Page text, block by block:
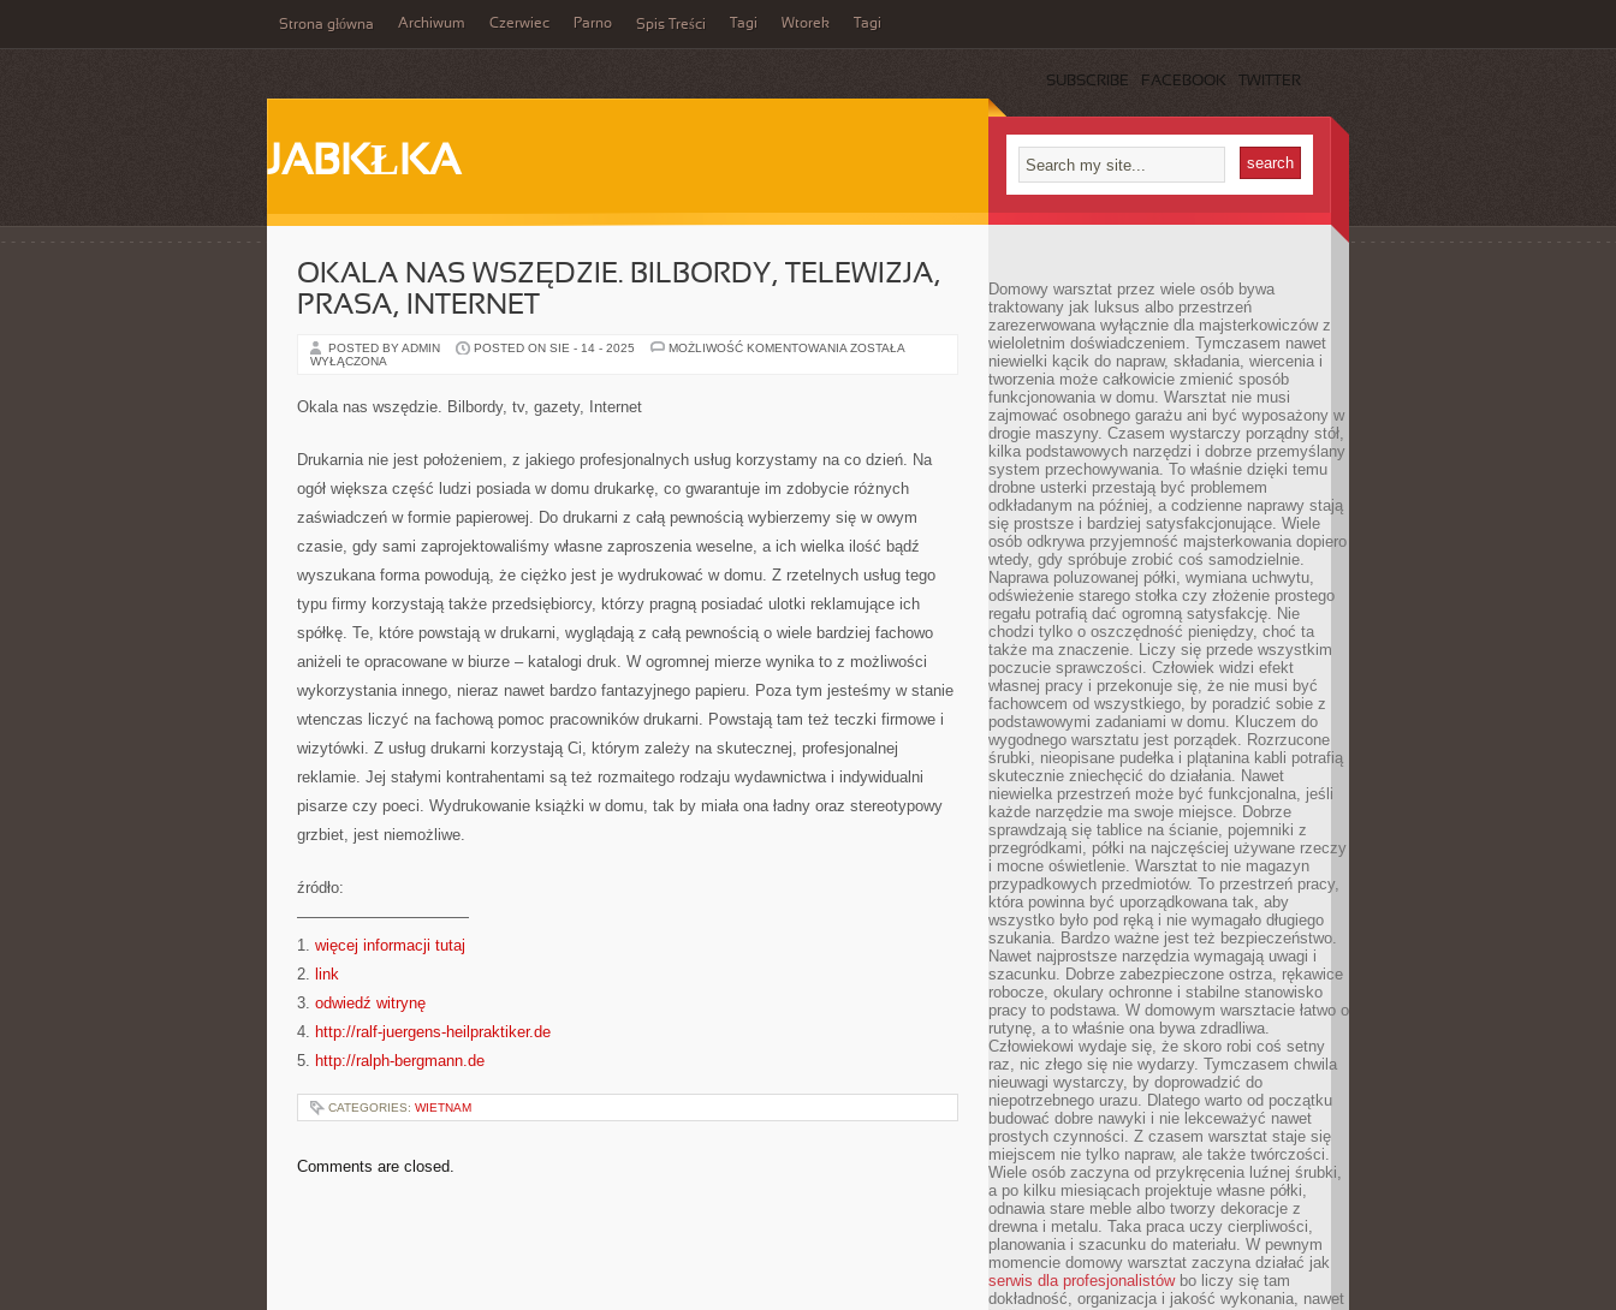
Strona główna Archiwum Czerwiec Parno Spis Treści Tagi Wtorek Tagi
SUBSCRIBE FACEBOOK TWITTER
JABKŁKA
OKALA NAS WSZĘDZIE. BILBORDY, TELEWIZJA,
PRASA, INTERNET
POSTED BY ADMIN POSTED ON SIE - 14 - 2025 MOŻLIWOŚĆ KOMENTOWANIA OKALA
ZOSTAŁA
WYŁĄCZONA
Okala nas wszędzie. Bilbordy, tv, gazety, Internet
Drukarnia nie jest położeniem, z jakiego profesjonalnych usług korzystamy na co dzień. Na
ogół większa część ludzi posiada w domu drukarkę, co gwarantuje im zdobycie różnych
zaświadczeń w formie papierowej. Do drukarni z całą pewnością wybierzemy się w owym
czasie, gdy sami zaprojektowaliśmy własne zaproszenia weselne, a ich wielka ilość bądź
wyszukana forma powodują, że ciężko jest je wydrukować w domu. Z rzetelnych usług tego
typu firmy korzystają także przedsiębiorcy, którzy pragną posiadać ulotki reklamujące ich
spółkę. Te, które powstają w drukarni, wyglądają z całą pewnością o wiele bardziej fachowo
aniżeli te opracowane w biurze – katalogi druk. W ogromnej mierze wynika to z możliwości
wykorzystania innego, nieraz nawet bardzo fantazyjnego papieru. Poza tym jesteśmy w stanie
wtenczas liczyć na fachową pomoc pracowników drukarni. Powstają tam też teczki firmowe i
wizytówki. Z usług drukarni korzystają Ci, którym zależy na skutecznej, profesjonalnej
reklamie. Jej stałymi kontrahentami są też rozmaitego rodzaju wydawnictwa i indywidualni
pisarze czy poeci. Wydrukowanie książki w domu, tak by miała ona ładny oraz stereotypowy
grzbiet, jest niemożliwe.
źródło:
———————————
1. więcej informacji tutaj
2. link
3. odwiedź witrynę
4. http://ralf-juergens-heilpraktiker.de
5. http://ralph-bergmann.de
CATEGORIES: WIETNAM
Comments are closed.
Domowy warsztat przez wiele osób bywa
traktowany jak luksus albo przestrzeń
zarezerwowana wyłącznie dla majsterkowiczów z
wieloletnim doświadczeniem. Tymczasem nawet
niewielki kącik do napraw, składania, wiercenia i
tworzenia może całkowicie zmienić sposób
funkcjonowania w domu. Warsztat nie musi
zajmować osobnego garażu ani być wyposażony w
drogie maszyny. Czasem wystarczy porządny stół,
kilka podstawowych narzędzi i dobrze przemyślany
system przechowywania. To właśnie dzięki temu
drobne usterki przestają być problemem
odkładanym na później, a codzienne naprawy stają
się prostsze i bardziej satysfakcjonujące. Wiele
osób odkrywa przyjemność majsterkowania dopiero
wtedy, gdy spróbuje zrobić coś samodzielnie.
Naprawa poluzowanej półki, wymiana uchwytu,
odświeżenie starego stołka czy złożenie prostego
regału potrafią dać ogromną satysfakcję. Nie
chodzi tylko o oszczędność pieniędzy, choć ta
także ma znaczenie. Liczy się przede wszystkim
poczucie sprawczości. Człowiek widzi efekt
własnej pracy i przekonuje się, że nie musi być
fachowcem od wszystkiego, by poradzić sobie z
podstawowymi zadaniami w domu. Kluczem do
wygodnego warsztatu jest porządek. Rozrzucone
śrubki, nieopisane pudełka i plątanina kabli potrafią
skutecznie zniechęcić do działania. Nawet
niewielka przestrzeń może być funkcjonalna, jeśli
każde narzędzie ma swoje miejsce. Dobrze
sprawdzają się tablice na ścianie, pojemniki z
przegródkami, półki na najczęściej używane rzeczy
i mocne oświetlenie. Warsztat to nie magazyn
przypadkowych przedmiotów. To przestrzeń pracy,
która powinna być uporządkowana tak, aby
wszystko było pod ręką i nie wymagało długiego
szukania. Bardzo ważne jest też bezpieczeństwo.
Nawet najprostsze narzędzia wymagają uwagi i
szacunku. Dobrze zabezpieczone ostrza, rękawice
robocze, okulary ochronne i stabilne stanowisko
pracy to podstawa. W domowym warsztacie łatwo o
rutynę, a to właśnie ona bywa zdradliwa.
Człowiekowi wydaje się, że skoro robi coś setny
raz, nic złego się nie wydarzy. Tymczasem chwila
nieuwagi wystarczy, by doprowadzić do
niepotrzebnego urazu. Dlatego warto od początku
budować dobre nawyki i nie lekceważyć nawet
prostych czynności. Z czasem warsztat staje się
miejscem nie tylko napraw, ale także twórczości.
Wiele osób zaczyna od przykręcenia luźnej śrubki,
a po kilku miesiącach projektuje własne półki,
odnawia stare meble albo tworzy dekoracje z
drewna i metalu. Taka praca uczy cierpliwości,
planowania i szacunku do materiału. W pewnym
momencie domowy warsztat zaczyna działać jak
serwis dla profesjonalistówbo liczy się tam
dokładność, organizacja i jakość wykonania, nawet